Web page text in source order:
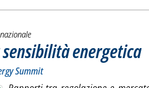
sensibilità energetica..
Summit